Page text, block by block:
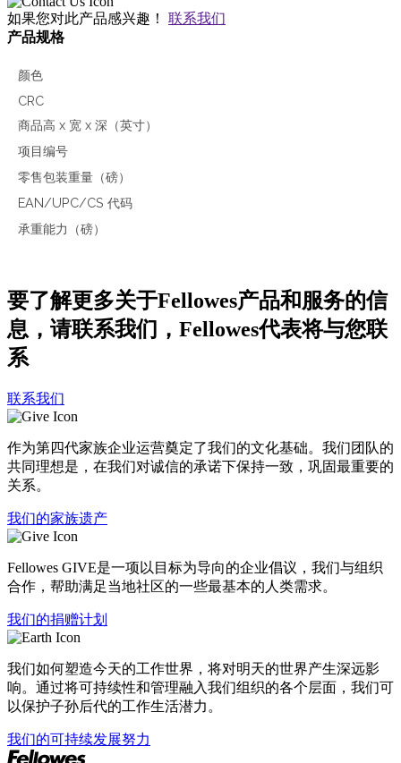
如果您对此产品感兴趣！ 联系我们
产品规格
颜色
CRC
商品高 x 宽 x 深（英寸）
项目编号
零售包装重量（磅）
EAN/UPC/CS 代码
承重能力（磅）
要了解更多关于Fellowes产品和服务的信
息，请联系我们，Fellowes代表将与您联
系
联系我们
作为第四代家族企业运营奠定了我们的文化基础。我们团队的
共同理想是，在我们对诚信的承诺下保持一致，巩固最重要的
关系。
我们的家族遗产
Fellowes GIVE是一项以目标为导向的企业倡议，我们与组织
合作，帮助满足当地社区的一些最基本的人类需求。
我们的捐赠计划
我们如何塑造今天的工作世界，将对明天的世界产生深远影
响。通过将可持续性和管理融入我们组织的各个层面，我们可
以保护子孙后代的工作生活潜力。
我们的可持续发展努力